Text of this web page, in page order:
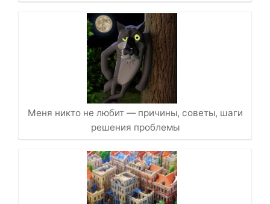
Меня никто не любит — причины, советы, шаги
решения проблемы